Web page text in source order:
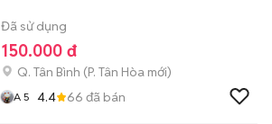
Đã sử dụng
150.000 đ
Q. Tân Bình (P. Tân Hòa mới)
A 5 4.4 66 đã bán